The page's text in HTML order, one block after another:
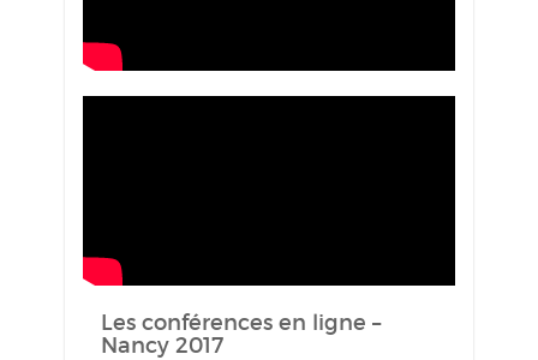
Les conférences en ligne –
Nancy 2017